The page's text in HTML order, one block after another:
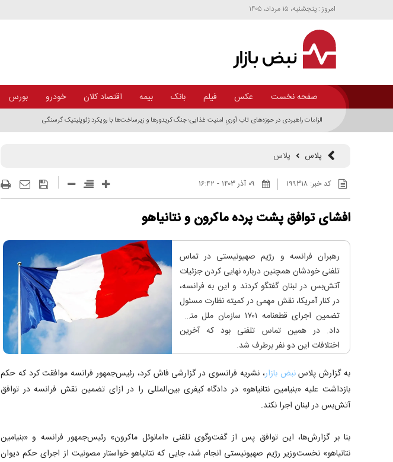
امروز : پنجشنبه، ۱۵ مرداد، ۱۴۰۵
صفحه نخست عکس فیلم بانک بیمه اقتصاد کلان خودرو بورس
الزامات راهبردی در حوزه‌های تاب آوریِ امنیت غذایی؛ جنگ کریدور‌ها و زیرساخت‌ها با رویکرد ژئوپلیتیک گرسنگی
پلاس پلاس
کد خبر:۱۹۹۳۱۸
افشای توافق پشت پرده ماکرون و نتانیاهو
رهبران فرانسه و رژیم صهیونیستی در تماس
تلفنی خودشان همچنین درباره نهایی کردن جزئیات
آتش‌بس در لبنان گفتگو کردند و این به فرانسه،
در کنار آمریکا، نقش مهمی در کمیته نظارت مسئول
تضمین اجرای قطعنامه ۱۷۰۱ سازمان ملل متحد
داد. در همین تماس تلفنی بود که آخرین
اختلافات این دو نفر برطرف شد.
به گزارش پلاسنبض بازار، نشریه فرانسوی در گزارشی فاش کرد، رئیس‌جمهور فرانسه موافقت کرد که حکم
بازداشت علیه «بنیامین نتانیاهو» در دادگاه کیفری بین‌المللی را در ازای تضمین نقش فرانسه در توافق
آتش‌بس در لبنان اجرا نکند.
بنا بر گزارش‌ها، این توافق پس از گفت‌وگوی تلفنی «امانوئل ماکرون» رئیس‌جمهور فرانسه و «بنیامین
نتانیاهو» نخست‌وزیر رژیم صهیونیستی انجام شد، جایی که نتانیاهو خواستار مصونیت از اجرای حکم دیوان